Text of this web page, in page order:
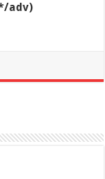
adv)